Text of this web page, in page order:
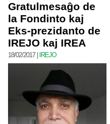
Gratulmesaĝo de
la Fondinto kaj
Eks-prezidanto de
IREJO kaj IREA
18/02/2017| IREJO